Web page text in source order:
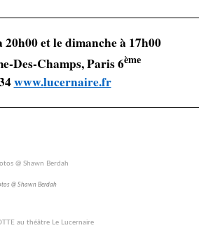
et le dimanche à 17h00
Des-Champs, Paris 6ème
www.lucernaire.fr
@ Shawn Berdah